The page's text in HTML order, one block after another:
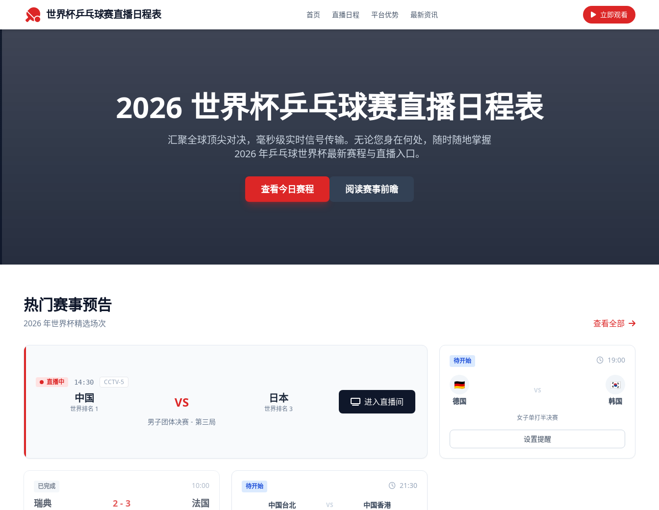
世界杯乒乓球赛直播日程表 首页 直播日程 平台优势 最新资讯 立即观看
2026 世界杯乒乓球赛直播日程表
汇聚全球顶尖对决，毫秒级实时信号传输。无论您身在何处，随时随地掌握
2026 年乒乓球世界杯最新赛程与直播入口。
查看今日赛程 阅读赛事前瞻
热门赛事预告
2026 年世界杯精选场次 查看全部
直播中 14:30 CCTV-5
中国
世界排名 1 VS 日本
世界排名 3
男子团体决赛 - 第三局
进入直播间
待开始 19:00
🇩🇪
德国
VS 🇰🇷
韩国
女子单打半决赛
设置提醒
已完成 10:00
瑞典 2 - 3 法国
待开始 21:30
中国台北 VS 中国香港